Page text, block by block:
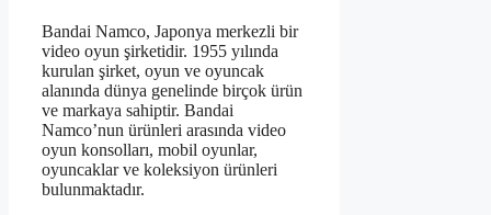
Bandai Namco, Japonya merkezli bir
video oyun şirketidir. 1955 yılında
kurulan şirket, oyun ve oyuncak
alanında dünya genelinde birçok ürün
ve markaya sahiptir. Bandai
Namco’nun ürünleri arasında video
oyun konsolları, mobil oyunlar,
oyuncaklar ve koleksiyon ürünleri
bulunmaktadır.